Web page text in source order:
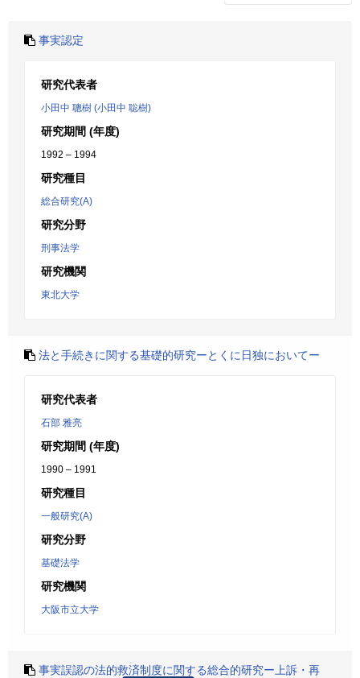
事実認定
研究代表者
小田中 聰樹 (小田中 聡樹)
研究期間 (年度)
1992 – 1994
研究種目
総合研究(A)
研究分野
刑事法学
研究機関
東北大学
法と手続きに関する基礎的研究ーとくに日独においてー
研究代表者
石部 雅亮
研究期間 (年度)
1990 – 1991
研究種目
一般研究(A)
研究分野
基礎法学
研究機関
大阪市立大学
事実誤認の法的救済制度に関する総合的研究ー上訴・再